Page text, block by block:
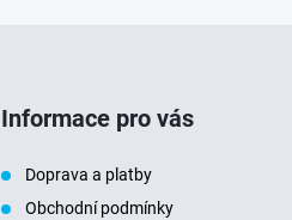
Informace pro vás
Doprava a platby
Obchodní podmínky